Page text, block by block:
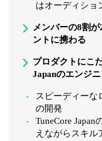
はオーディショ
メンバーの8割
ントに携わる
プロダクトにこ
Japanのエンジ
スピーディーな
の開発
TuneCore
えながらスキル